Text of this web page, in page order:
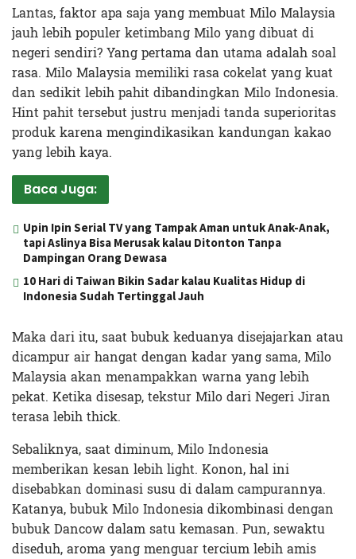
Lantas, faktor apa saja yang membuat Milo Malaysia
jauh lebih populer ketimbang Milo yang dibuat di
negeri sendiri? Yang pertama dan utama adalah soal
rasa. Milo Malaysia memiliki rasa cokelat yang kuat
dan sedikit lebih pahit dibandingkan Milo Indonesia.
Hint pahit tersebut justru menjadi tanda superioritas
produk karena mengindikasikan kandungan kakao
yang lebih kaya.
Baca Juga:
Upin Ipin Serial TV yang Tampak Aman untuk Anak-Anak,
tapi Aslinya Bisa Merusak kalau Ditonton Tanpa
Dampingan Orang Dewasa
10 Hari di Taiwan Bikin Sadar kalau Kualitas Hidup di
Indonesia Sudah Tertinggal Jauh
Maka dari itu, saat bubuk keduanya disejajarkan atau
dicampur air hangat dengan kadar yang sama, Milo
Malaysia akan menampakkan warna yang lebih
pekat. Ketika disesap, tekstur Milo dari Negeri Jiran
terasa lebih thick.
Sebaliknya, saat diminum, Milo Indonesia
memberikan kesan lebih light. Konon, hal ini
disebabkan dominasi susu di dalam campurannya.
Katanya, bubuk Milo Indonesia dikombinasi dengan
bubuk Dancow dalam satu kemasan. Pun, sewaktu
diseduh, aroma yang menguar tercium lebih amis